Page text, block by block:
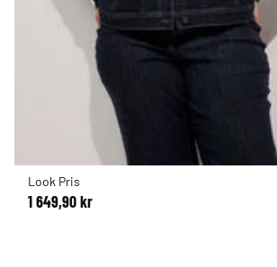
Look Pris
1 649,90 kr